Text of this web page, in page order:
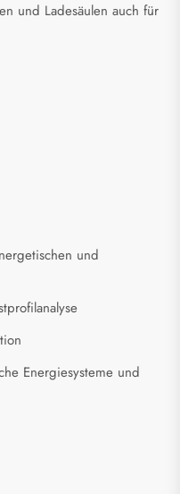
und Ladesäulen auch für
und
Energiesysteme und